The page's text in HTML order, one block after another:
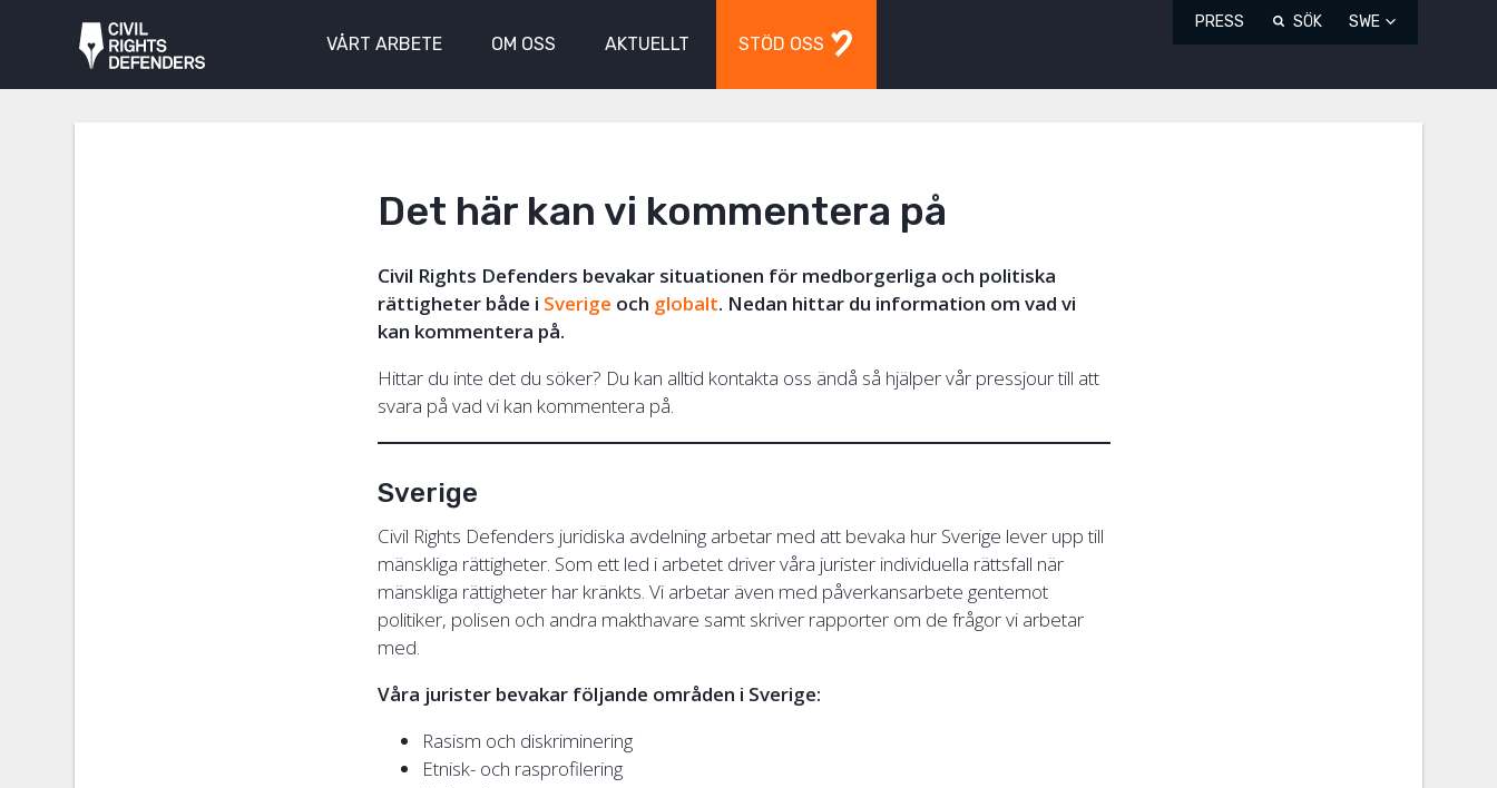
VÅRT ARBETE OM OSS AKTUELLT STÖD OSS
PRESS SÖK SWE
Det här kan vi kommentera på
Civil Rights Defenders bevakar situationen för medborgerliga och politiska
rättigheter både i Sverige och globalt. Nedan hittar du information om vad vi
kan kommentera på.
Hittar du inte det du söker? Du kan alltid kontakta oss ändå så hjälper vår pressjour till att
svara på vad vi kan kommentera på.
Sverige
Civil Rights Defenders juridiska avdelning arbetar med att bevaka hur Sverige lever upp till
mänskliga rättigheter. Som ett led i arbetet driver våra jurister individuella rättsfall när
mänskliga rättigheter har kränkts. Vi arbetar även med påverkansarbete gentemot
politiker, polisen och andra makthavare samt skriver rapporter om de frågor vi arbetar
med.
Våra jurister bevakar följande områden i Sverige:
Rasism och diskriminering
Etnisk- och rasprofilering